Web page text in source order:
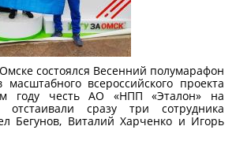
состоялся Весенний полумарафон
всероссийского проекта
году честь АО «НПП «Эталон» на
сразу три сотрудника
Бегунов, Виталий Харченко и Игорь